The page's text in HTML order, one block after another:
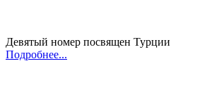
Девятый номер посвящен Турции
Подробнее...